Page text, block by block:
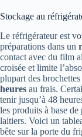
Stockage au
Le réfrigérateur est
préparations dans un
contact avec du film
croisée et limite
plupart des
heures au frais.
tenir jusqu’à 48
les produits à base
laitiers. Voici un
bête sur la porte du